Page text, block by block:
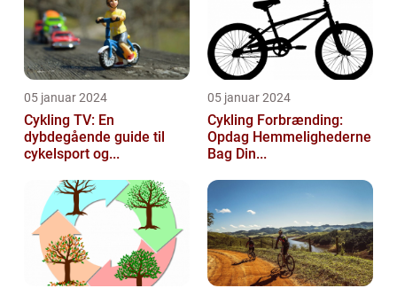
05 januar 2024
Cykling TV: En
dybdegående guide til
cykelsport og...
05 januar 2024
Cykling Forbrænding:
Opdag Hemmelighederne
Bag Din...